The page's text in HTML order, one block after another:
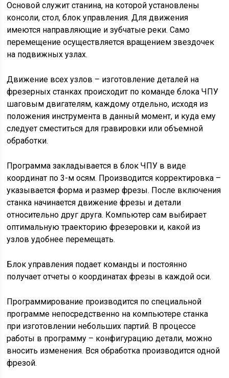
Основой служит станина, на которой установлены
консоли, стол, блок управления. Для движения
имеются направляющие и зубчатые реки. Само
перемещение осуществляется вращением звездочек
на подвижных узлах.
Движение всех узлов – изготовление деталей на
фрезерных станках происходит по команде блока ЧПУ
шаговым двигателям, каждому отдельно, исходя из
положения инструмента в данный момент, и куда ему
следует сместиться для гравировки или объемной
обработки.
Программа закладывается в блок ЧПУ в виде
координат по 3-м осям. Производится корректировка –
указывается форма и размер фрезы. После включения
станка начинается движение фрезы и детали
относительно друг друга. Компьютер сам выбирает
оптимальную траекторию фрезеровки и, какой из
узлов удобнее перемещать.
Блок управления подает команды и постоянно
получает отчеты о координатах фрезы в каждой оси.
Программирование производится по специальной
программе непосредственно на компьютере станка
при изготовлении небольших партий. В процессе
работы в программу – конфигурацию детали, можно
вносить изменения. Вся обработка производится одной
фрезой.